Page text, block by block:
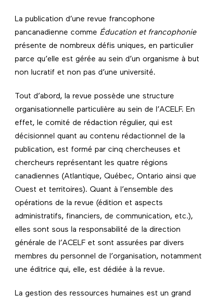
La publication d’une revue francophone
pancanadienne comme Éducation et francophonie
présente de nombreux défis uniques, en particulier
parce qu’elle est gérée au sein d’un organisme à but
non lucratif et non pas d’une université.
Tout d’abord, la revue possède une structure
organisationnelle particulière au sein de l’ACELF. En
effet, le comité de rédaction régulier, qui est
décisionnel quant au contenu rédactionnel de la
publication, est formé par cinq chercheuses et
chercheurs représentant les quatre régions
canadiennes (Atlantique, Québec, Ontario ainsi que
Ouest et territoires). Quant à l’ensemble des
opérations de la revue (édition et aspects
administratifs, financiers, de communication, etc.),
elles sont sous la responsabilité de la direction
générale de l’ACELF et sont assurées par divers
membres du personnel de l’organisation, notamment
une éditrice qui, elle, est dédiée à la revue.
La gestion des ressources humaines est un grand